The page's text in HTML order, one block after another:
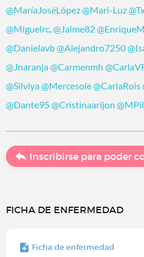
@MaríaJoséLópez@Mari-Luz
@Miguelrc.@Jaime82
@Danielavb@Alejandro7250
@Jnaranja@Carmenmh
@Silviya@Mercesole@CarlaRois
@Dante95@Cristinaarijon
Inscribirse para poder
FICHA DE ENFERMEDAD
Ficha de enfermedad